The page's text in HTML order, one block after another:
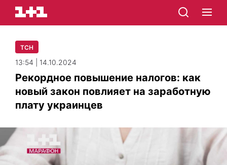
ТСН
13:54 | 14.10.2024
Рекордное повышение налогов: как
новый закон повлияет на заработную
плату украинцев